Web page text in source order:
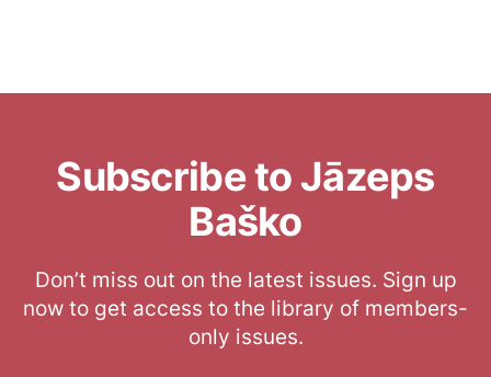
Subscribe to Jāzeps
Baško
Don’t miss out on the latest issues. Sign up
now to get access to the library of members-
only issues.